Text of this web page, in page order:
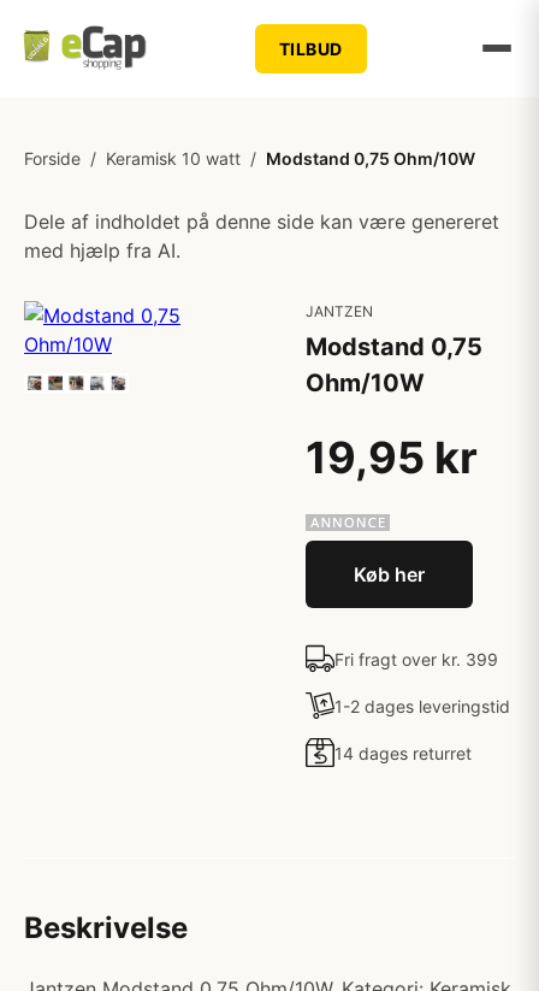
TILBUD
Forside / Keramisk 10 watt / Modstand 0,75 Ohm/10W
Dele af indholdet på denne side kan være genereret
med hjælp fra AI.
JANTZEN
Modstand 0,75
Ohm/10W
19,95 kr
Køb her
Fri fragt over kr. 399
1-2 dages leveringstid
14 dages returret
Beskrivelse